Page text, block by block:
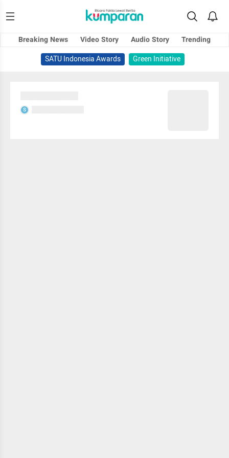
Breaking News Video Story Audio Story
Trending
SATU Indonesia Awards
Green Initiative
S